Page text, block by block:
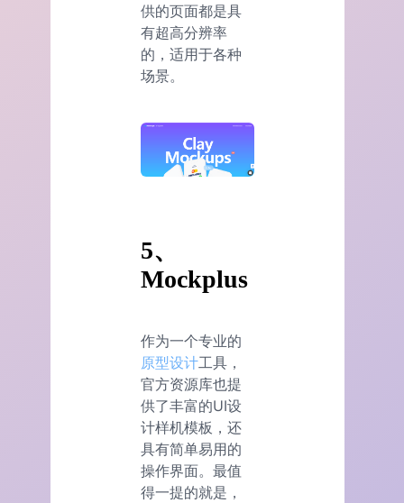
供的页面都是具
有超高分辨率
的，适用于各种
场景。
5、
Mockplus
作为一个专业的
原型设计工具，
官方资源库也提
供了丰富的UI设
计样机模板，还
具有简单易用的
操作界面。最值
得一提的就是，